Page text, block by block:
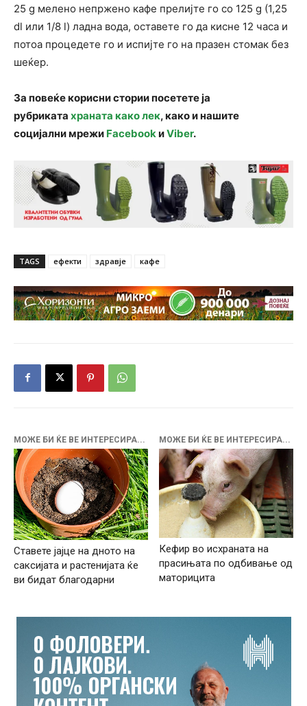
25 g мелено непржено кафе прелијте го со 125 g (1,25
dl или 1/8 l) ладна вода, оставете го да кисне 12 часа и
потоа процедете го и испијте го на празен стомак без
шеќер.
За повеќе корисни стории посетете ја
рубриката храната како лек, како и нашите
социјални мрежи FacebookиViber.
TAGS ефекти здравје кафе
МОЖЕ БИ ЌЕ ВЕ ИНТЕРЕСИРА...
Ставете јајце на дното на
саксијата и растенијата ќе
ви бидат благодарни
МОЖЕ БИ ЌЕ ВЕ ИНТЕРЕСИРА...
Кефир во исхраната на
прасињата по одбивање од
маторицита